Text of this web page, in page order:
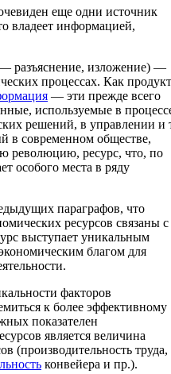
еще одни источник
владеет информацией,
разъяснение, изложение) —
процессах. Как продукт
— эти прежде всего
используемые в
решений, в управлении и
в современном обществе,
ресурс, что, по
особого места в ряду
параграфов, что
ресурсов связаны с
выступает уникальным
благом для
факторов
к более эффективному
показателен
является величина
(производительность труда,
конвейера и пр.).